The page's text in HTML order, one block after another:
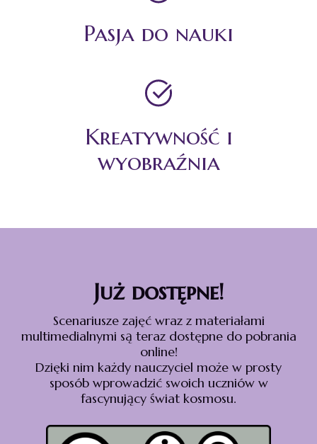
Pasja do nauki
Kreatywność i
wyobraźnia
Już dostępne!
Scenariusze zajęć wraz z materiałami
multimedialnymi są teraz dostępne do pobrania
online!
Dzięki nim każdy nauczyciel może w prosty
sposób wprowadzić swoich uczniów w
fascynujący świat kosmosu.